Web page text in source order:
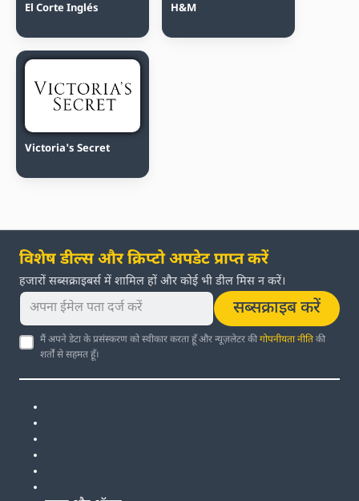
El Corte Inglés H&M
Victoria's Secret
विशेष डील्स और क्रिप्टो अपडेट प्राप्त करें
हजारों सब्सक्राइबर्स में शामिल हों और कोई भी डील मिस न करें।
सब्सक्राइब करें
मैं अपने डेटा के प्रसंस्करण को स्वीकार करता हूँ और न्यूज़लेटर कीगोपनीयता नीतिकी
शर्तों से सहमत हूँ।